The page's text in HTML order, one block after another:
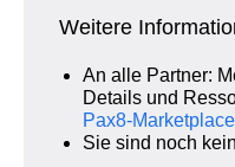
Weitere
An alle Partner:
Details und
Pax8‑Marketplace
Sie sind noch